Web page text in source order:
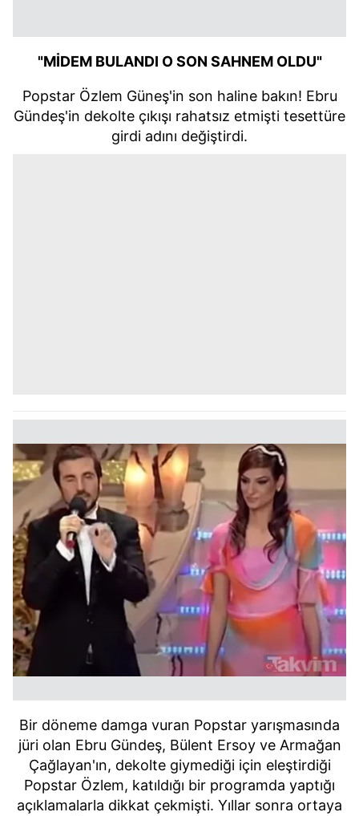
"MİDEM BULANDI O SON SAHNEM OLDU"
Popstar Özlem Güneş'in son haline bakın! Ebru
Gündeş'in dekolte çıkışı rahatsız etmişti tesettüre
girdi adını değiştirdi.
Bir döneme damga vuran Popstar yarışmasında
jüri olan Ebru Gündeş, Bülent Ersoy ve Armağan
Çağlayan'ın, dekolte giymediği için eleştirdiği
Popstar Özlem, katıldığı bir programda yaptığı
açıklamalarla dikkat çekmişti. Yıllar sonra ortaya